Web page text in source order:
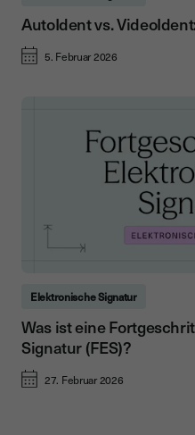
AutoIdent vs.
5. Februar 2026
Elektronische Signatur
Was ist eine
Signatur (FES)?
27. Februar 2026